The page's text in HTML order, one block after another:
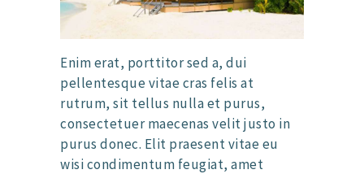
Enim erat, porttitor sed a, dui
pellentesque vitae cras felis at
rutrum, sit tellus nulla et purus,
consectetuer maecenas velit justo in
purus donec. Elit praesent vitae eu
wisi condimentum feugiat, amet